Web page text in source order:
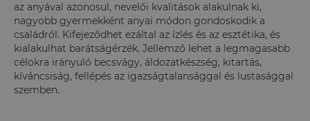
az anyával azonosul, nevelői kvalitások alakulnak ki,
nagyobb gyermekként anyai módon gondoskodik a
családról. Kifejeződhet ezáltal az ízlés és az esztétika, és
kialakulhat barátságérzék. Jellemző lehet a legmagasabb
célokra irányuló becsvágy, áldozatkészség, kitartás,
kíváncsiság, fellépés az igazságtalansággal és lustasággal
szemben.